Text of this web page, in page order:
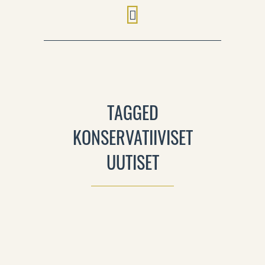
TAGGED
KONSERVATIIVISET
UUTISET